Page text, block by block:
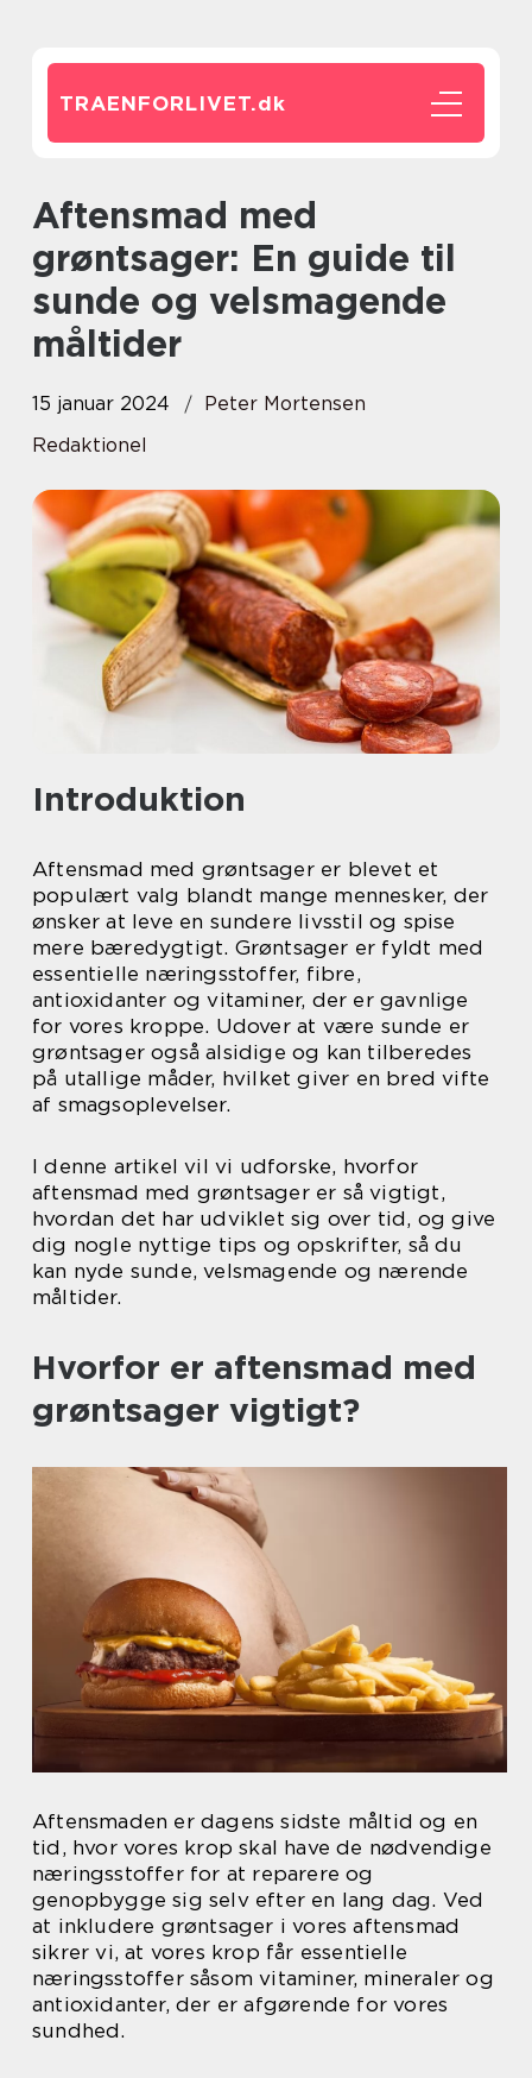
TRAENFORLIVET.dk
Aftensmad med
grøntsager: En guide til
sunde og velsmagende
måltider
15 januar 2024
Peter Mortensen
Redaktionel
Introduktion
Aftensmad med grøntsager er blevet et
populært valg blandt mange mennesker, der
ønsker at leve en sundere livsstil og spise
mere bæredygtigt. Grøntsager er fyldt med
essentielle næringsstoffer, fibre,
antioxidanter og vitaminer, der er gavnlige
for vores kroppe. Udover at være sunde er
grøntsager også alsidige og kan tilberedes
på utallige måder, hvilket giver en bred vifte
af smagsoplevelser.
I denne artikel vil vi udforske, hvorfor
aftensmad med grøntsager er så vigtigt,
hvordan det har udviklet sig over tid, og give
dig nogle nyttige tips og opskrifter, så du
kan nyde sunde, velsmagende og nærende
måltider.
Hvorfor er aftensmad med
grøntsager vigtigt?
Aftensmaden er dagens sidste måltid og en
tid, hvor vores krop skal have de nødvendige
næringsstoffer for at reparere og
genopbygge sig selv efter en lang dag. Ved
at inkludere grøntsager i vores aftensmad
sikrer vi, at vores krop får essentielle
næringsstoffer såsom vitaminer, mineraler og
antioxidanter, der er afgørende for vores
sundhed.